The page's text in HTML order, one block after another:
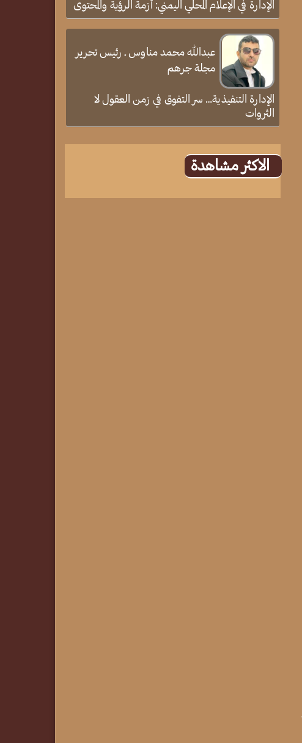
الإدارة في الإعلام المحلي اليمني: أزمة الرؤية والمحتوى
عبدالله محمد مناوس ـ رئيس تحرير
مجلة جرهم
الإدارة التنفيذية… سر التفوق في زمن العقول لا
الثروات
الاكثر مشاهدة